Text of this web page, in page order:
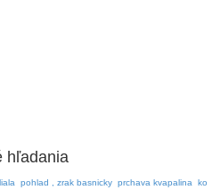
hľadania
pohlad , zrak basnicky prchava kvapalina ko